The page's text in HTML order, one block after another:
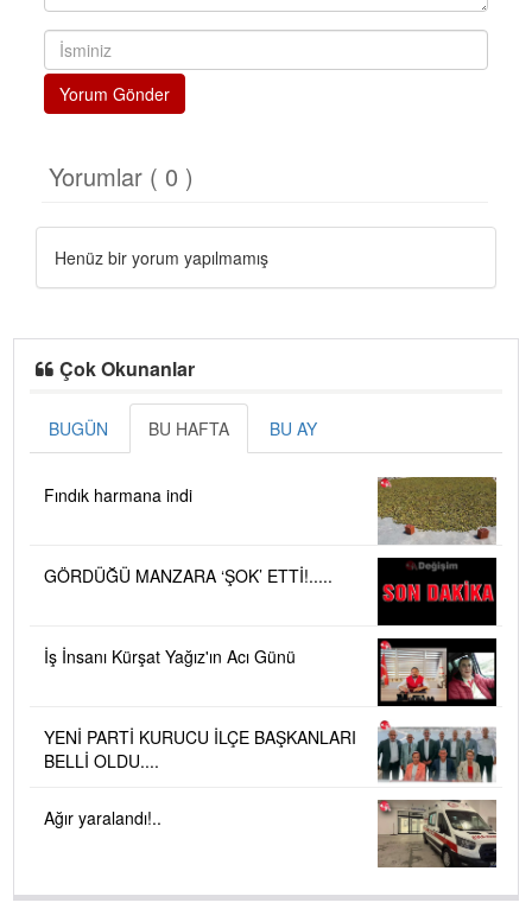
Yorum Gönder
Yorumlar ( 0 )
Henüz bir yorum yapılmamış
Çok Okunanlar
BUGÜN BU HAFTA BU AY
Fındık harmana indi
GÖRDÜĞÜ MANZARA ‘ŞOK’ ETTİ!.....
İş İnsanı Kürşat Yağız'ın Acı Günü
YENİ PARTİ KURUCU İLÇE BAŞKANLARI
BELLİ OLDU....
Ağır yaralandı!..